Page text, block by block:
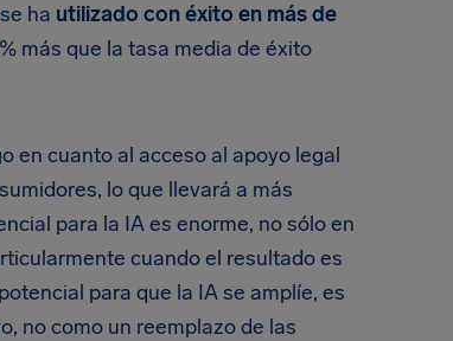
ha utilizado con éxito en más de
más que la tasa media de éxito
en cuanto al acceso al apoyo legal
lo que llevará a más
para la IA es enorme, no sólo en
cuando el resultado es
para que la IA se amplíe, es
no como un reemplazo de las